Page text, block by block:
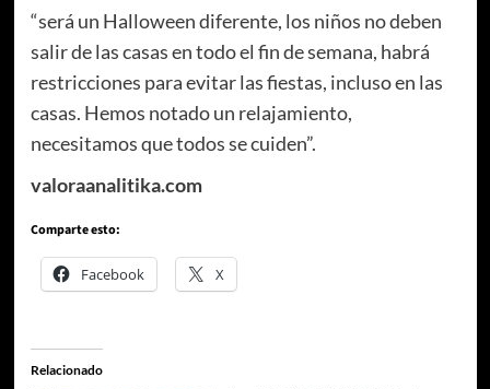
“será un Halloween diferente, los niños no deben
salir de las casas en todo el fin de semana, habrá
restricciones para evitar las fiestas, incluso en las
casas. Hemos notado un relajamiento,
necesitamos que todos se cuiden”.
valoraanalitika.com
Comparte esto:
Facebook X
Relacionado